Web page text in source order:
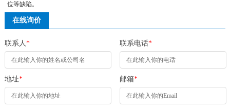
位等缺陷。
在线询价
联系人* 联系电话*
地址* 邮箱*